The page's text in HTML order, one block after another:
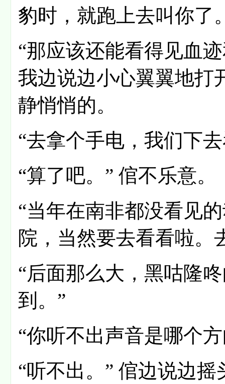
豹时，就跑上去叫你了
“那应该还能看得见血
我边说边小心翼翼地打
静悄悄的。
“去拿个手电，我们下
“算了吧。” 倌不乐意。
“当年在南非都没看见
院，当然要去看看啦。
“后面那么大，黑咕隆
到。”
“你听不出声音是哪个
“听不出。” 倌边说边